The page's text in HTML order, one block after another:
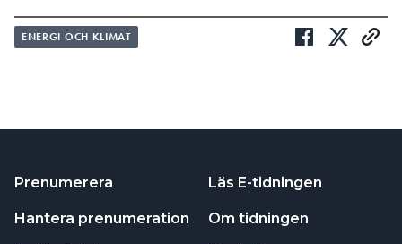
ENERGI OCH KLIMAT
Prenumerera
Hantera prenumeration
Läs E-tidningen
Om tidningen